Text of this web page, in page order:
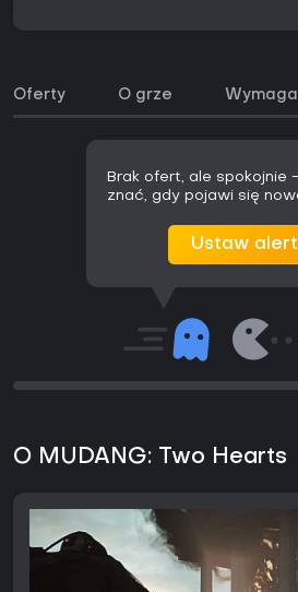
Oferty O grze
Brak ofert, ale spokojnie
znać, gdy pojawi się
Ustaw alert
O MUDANG: Two Hearts